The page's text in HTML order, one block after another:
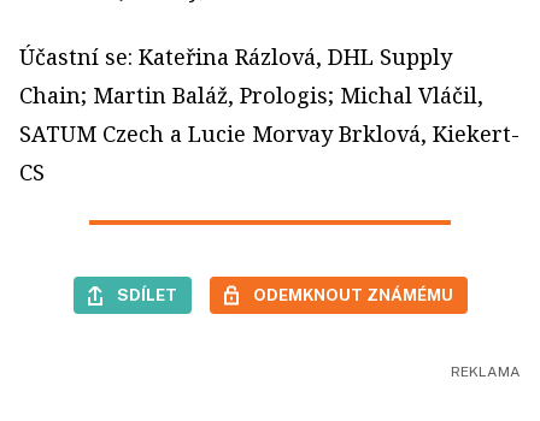
Účastní se: Kateřina Rázlová, DHL Supply
Chain; Martin Baláž, Prologis; Michal Vláčil,
SATUM Czech a Lucie Morvay Brklová, Kiekert-
CS
SDÍLET ODEMKNOUT ZNÁMÉMU